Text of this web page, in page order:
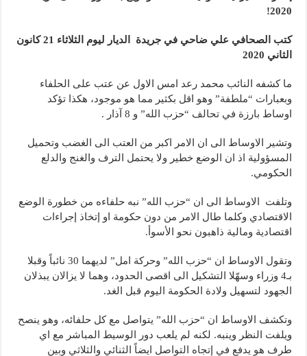
2020!
كتب الصحافي علي ضاحي في جريدة الديار ليوم الثلاثاء 21 كانون
الثاني 2020
ما كشفه النائب محمد رعد امس الاول عن عتب على الحلفاء
وبعبارات “ملطفة” وهو اقل بكثير مما هو موجود، هكذا تؤكد
اوساط بارزة في تحالف “حزب الله” و 8 آذار .
وتشير الاوساط الى ان الامر اكبر من العتب الى الغضب وتحميل
المسؤولية اذ ان الوضع خطير ولا يحتمل الترف والغنج والدلع
الحكومي.
وتلفت الاوساط الى ان “حزب الله” نبه حلفاءه من خطورة الوضع
الاقتصادي وكلما طال الامر من دون حكومة او إتخاذ إجراءات
اقتصادية ومالية ذاهبون نحو الأسوأ.
وتقول الاوساط ان “حزب الله” وحركة امل” لديهما 30 نائباً وقبلا
بـ4 وزراء وسهّلا التشكيل الى اقصى الحدود، وهما لا يزالان يبذلان
الجهود لتسهيل ولادة الحكومة اليوم قبل الغد.
وتكشف الاوساط ان “حزب الله” يتواصل مع كل حلفائه، وهو ينصح
ويلفت النظر وينبه. لكنه لم يلعب دور الوسيط المباشر مع اي
طرف هو يدفع في إتجاه التواصل ايضاً الثنائي والثلاثي وبين